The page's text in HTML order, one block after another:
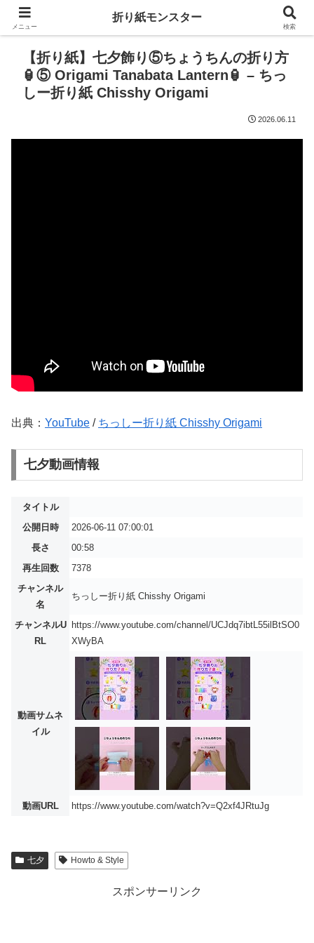
【折り紙】七夕飾り⑤ちょうちんの折り方
🏮⑤ Origami Tanabata Lantern🏮 – ちっ
しー折り紙 Chisshy Origami
2026.06.11
出典： YouTube / ちっしー折り紙 Chisshy Origami
七夕動画情報
タイトル
公開日時
2026-06-11 07:00:01
長さ
00:58
再生回数
7378
チャンネル
名
ちっしー折り紙 Chisshy Origami
チャンネルU
RL
https://www.youtube.com/channel/UCJdq7ibtL55ilBtSO0
XWyBA
動画サムネ
イル
動画URL https://www.youtube.com/watch?v=Q2xf4JRtuJg
七夕 Howto & Style
スポンサーリンク
メニュー
折り紙モンスター
検索